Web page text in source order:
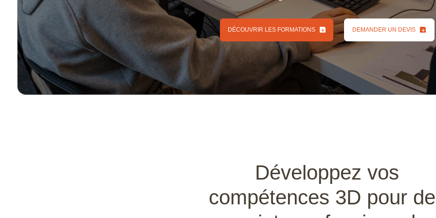
CapCut
Catia
Cinema 4D
CorelDRAW
Toutes nos certifications
DÉCOUVRIR LES FORMATIONS
DEMANDER UN DEVIS
Développez vos
compétences 3D pour